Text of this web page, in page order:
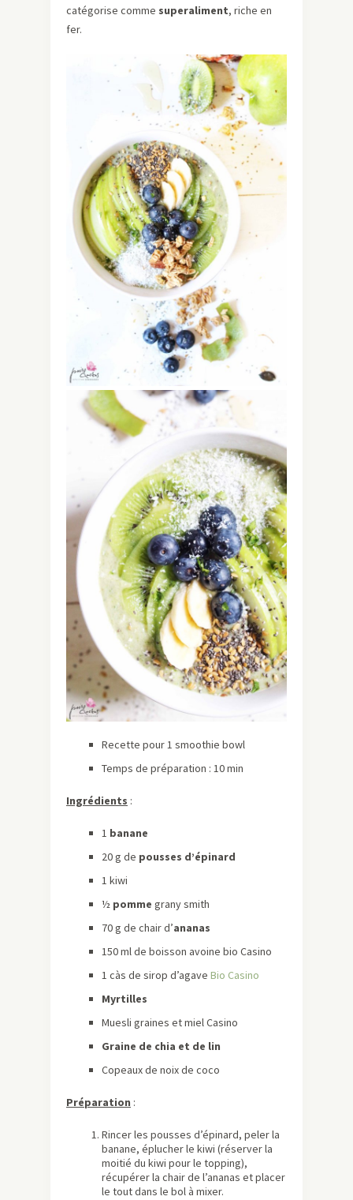
catégorise comme superaliment, riche en
fer.
Recette pour 1 smoothie bowl
Temps de préparation : 10 min
Ingrédients :
1 ​​ banane
20 g de ​​ pousses d’épinard
1 kiwi
½ pomme grany smith
70 g de chair d’​a​nanas
150 ml de boisson avoine bio Casino
1 càs de sirop d’agave Bio Casino
Myrtilles
Muesli graines et miel Casino
Graine de chia et de lin
Copeaux de noix de coco
Préparation :
Rincer les pousses d’épinard, peler la
banane, éplucher le kiwi (réserver la
moitié du kiwi pour le topping),
récupérer la chair de l’ananas et placer
le tout dans le bol à mixer.